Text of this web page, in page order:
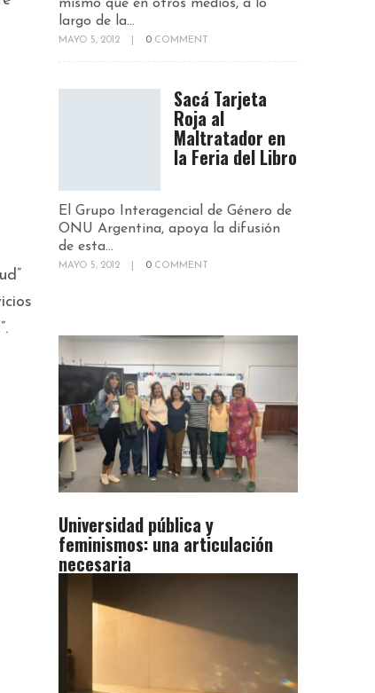
mismo que en otros medios, a lo
largo de la...
MAYO 5, 2012 0 COMMENT
Sacá Tarjeta
Roja al
Maltratador en
la Feria del Libro
El Grupo Interagencial de Género de
ONU Argentina, apoya la difusión
de esta...
MAYO 5, 2012 0 COMMENT
Universidad pública y
feminismos: una articulación
necesaria